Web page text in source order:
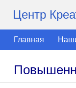
Центр
Главная